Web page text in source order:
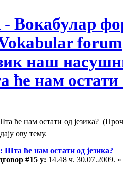
- Вокабулар
forum
наш
ће нам остати
ће нам остати од језика?
ову тему.
Шта ће нам остати од језика?
#15 у: 14.48 ч. 30.07.2009. »